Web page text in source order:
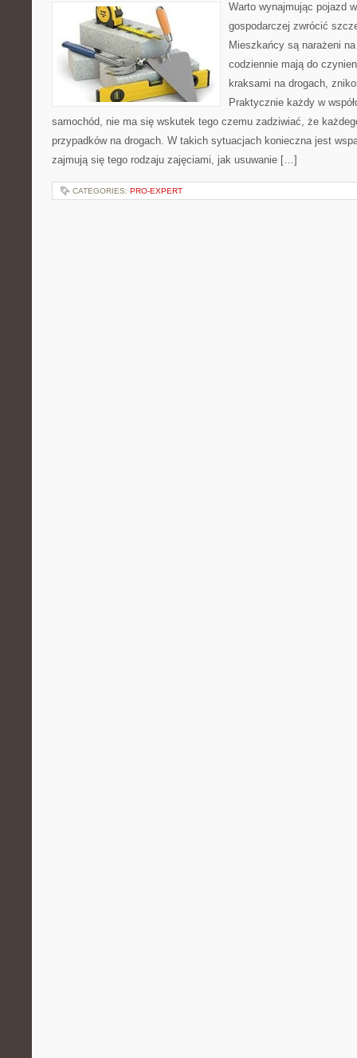
Warto wynajmując pojazd
gospodarczej zwrócić
Mieszkańcy są narażeni
codziennie mają do
kraksami na drogach,
Praktycznie każdy w
samochód, nie ma się wskutek tego czemu zadziwiać, że
przypadków na drogach. W takich sytuacjach konieczna jest
zajmują się tego rodzaju zajęciami, jak usuwanie […]
CATEGORIES: PRO-EXPERT